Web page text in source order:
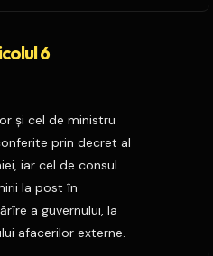
6
şi cel de ministru
prin decret al
iar cel de consul
la post în
a guvernului, la
afacerilor externe.